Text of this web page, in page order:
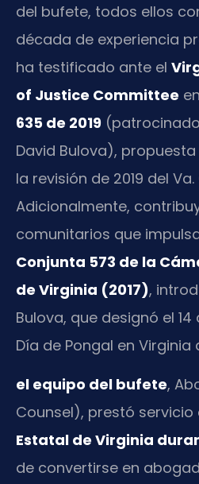
del bufete, todos ellos
década de experiencia
ha testificado ante el
of Justice Committee
635 de 2019
David Bulova),
la revisión de 2019 del
Adicionalmente,
comunitarios que
Conjunta 573 de la
de Virginia (2017),
Bulova, que designó el
Día de Pongal en Virginia
el equipo del bufete,
Counsel), prestó servicio
Estatal de Virginia
de convertirse en